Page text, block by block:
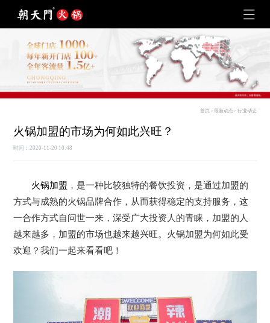
首页 >最新动态> 行业动态
火锅加盟的市场为何如此兴旺？
时间：2020-11-20 10:48
火锅加盟 ，是一种比较独特的餐饮投资，是通过加盟的
方式与成熟的火锅品牌合作，从而获得稳定的支持服务，这
一合作方式自问世一来，深受广大投资人的青睐，加盟的人
越来越多，加盟的市场也越来越兴旺。火锅加盟为何如此受
欢迎？我们一起来看看吧！